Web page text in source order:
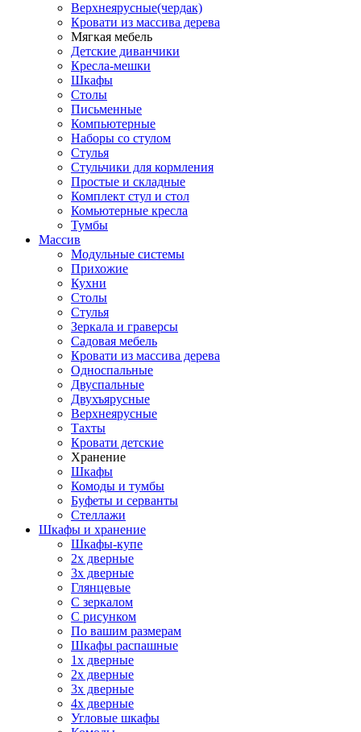
Верхнеярусные(чердак)
Кровати из массива дерева
Мягкая мебель
Детские диванчики
Кресла-мешки
Шкафы
Столы
Письменные
Компьютерные
Наборы со стулом
Стулья
Стульчики для кормления
Простые и складные
Комплект стул и стол
Комьютерные кресла
Тумбы
Массив
Модульные системы
Прихожие
Кухни
Столы
Стулья
Зеркала и граверсы
Садовая мебель
Кровати из массива дерева
Односпальные
Двуспальные
Двухъярусные
Верхнеярусные
Тахты
Кровати детские
Хранение
Шкафы
Комоды и тумбы
Буфеты и серванты
Стеллажи
Шкафы и хранение
Шкафы-купе
2х дверные
3х дверные
Глянцевые
С зеркалом
С рисунком
По вашим размерам
Шкафы распашные
1х дверные
2х дверные
3х дверные
4х дверные
Угловые шкафы